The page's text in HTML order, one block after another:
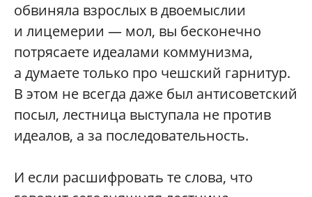
обвиняла взрослых в двоемыслии
и лицемерии — мол, вы бесконечно
потрясаете идеалами коммунизма,
а думаете только про чешский гарнитур.
В этом не всегда даже был антисоветский
посыл, лестница выступала не против
идеалов, а за последовательность.
И если расшифровать те слова, что